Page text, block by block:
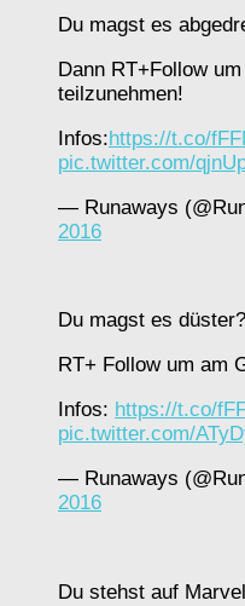
Du magst es
Dann RT+Follow
teilzunehmen!
Infos:https://t.co/
pic.twitter.com/
— Runaways
2016
Du magst es
RT+ Follow um am
Infos: https://t.co/
pic.twitter.com/
— Runaways
2016
Du stehst auf